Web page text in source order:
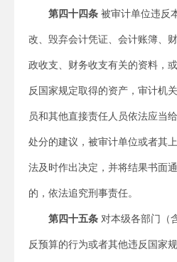
第四十四条 被审计单位违反
改、毁弃会计凭证、会计账簿、
政收支、财务收支有关的资料，
反国家规定取得的资产，审计机
员和其他直接责任人员依法应当
处分的建议，被审计单位或者其
法及时作出决定，并将结果书面
的，依法追究刑事责任。
第四十五条 对本级各部门（
反预算的行为或者其他违反国家